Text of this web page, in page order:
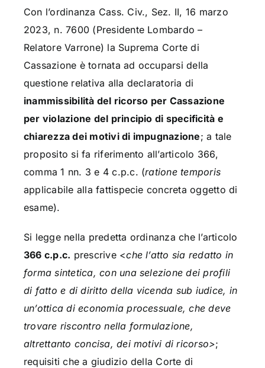
Con l’ordinanza Cass. Civ., Sez. II, 16 marzo
2023, n. 7600 (Presidente Lombardo –
Relatore Varrone) la Suprema Corte di
Cassazione è tornata ad occuparsi della
questione relativa alla declaratoria di
inammissibilità del ricorso per Cassazione
per violazione del principio di specificità e
chiarezza dei motivi di impugnazione; a tale
proposito si fa riferimento all’articolo 366,
comma 1 nn. 3 e 4 c.p.c. (ratione temporis
applicabile alla fattispecie concreta oggetto di
esame).
Si legge nella predetta ordinanza che l’articolo
366 c.p.c. prescrive <che l’atto sia redatto in
forma sintetica, con una selezione dei profili
di fatto e di diritto della vicenda sub iudice, in
un’ottica di economia processuale, che deve
trovare riscontro nella formulazione,
altrettanto concisa, dei motivi di ricorso>;
requisiti che a giudizio della Corte di